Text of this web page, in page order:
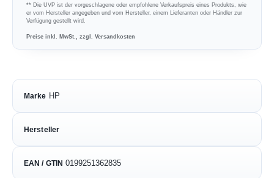
** Die UVP ist der vorgeschlagene oder empfohlene Verkaufspreis eines Produkts, wie
er vom Hersteller angegeben und vom Hersteller, einem Lieferanten oder Händler zur
Verfügung gestellt wird.
Preise inkl. MwSt., zzgl. Versandkosten
Marke HP
Hersteller
EAN / GTIN 0199251362835